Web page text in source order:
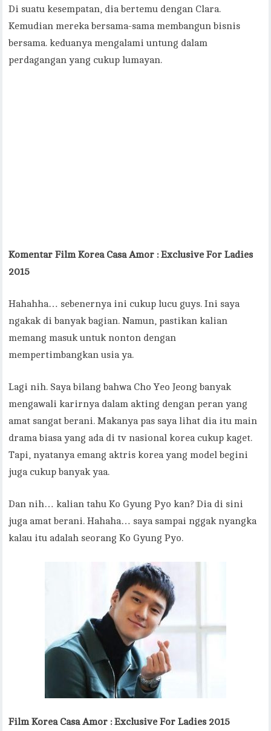
Di suatu kesempatan, dia bertemu dengan Clara.
Kemudian mereka bersama-sama membangun bisnis
bersama. keduanya mengalami untung dalam
perdagangan yang cukup lumayan.
Komentar Film Korea Casa Amor : Exclusive For Ladies
2015
Hahahha… sebenernya ini cukup lucu guys. Ini saya
ngakak di banyak bagian. Namun, pastikan kalian
memang masuk untuk nonton dengan
mempertimbangkan usia ya.
Lagi nih. Saya bilang bahwa Cho Yeo Jeong banyak
mengawali karirnya dalam akting dengan peran yang
amat sangat berani. Makanya pas saya lihat dia itu main
drama biasa yang ada di tv nasional korea cukup kaget.
Tapi, nyatanya emang aktris korea yang model begini
juga cukup banyak yaa.
Dan nih… kalian tahu Ko Gyung Pyo kan? Dia di sini
juga amat berani. Hahaha… saya sampai nggak nyangka
kalau itu adalah seorang Ko Gyung Pyo.
Film Korea Casa Amor : Exclusive For Ladies 2015